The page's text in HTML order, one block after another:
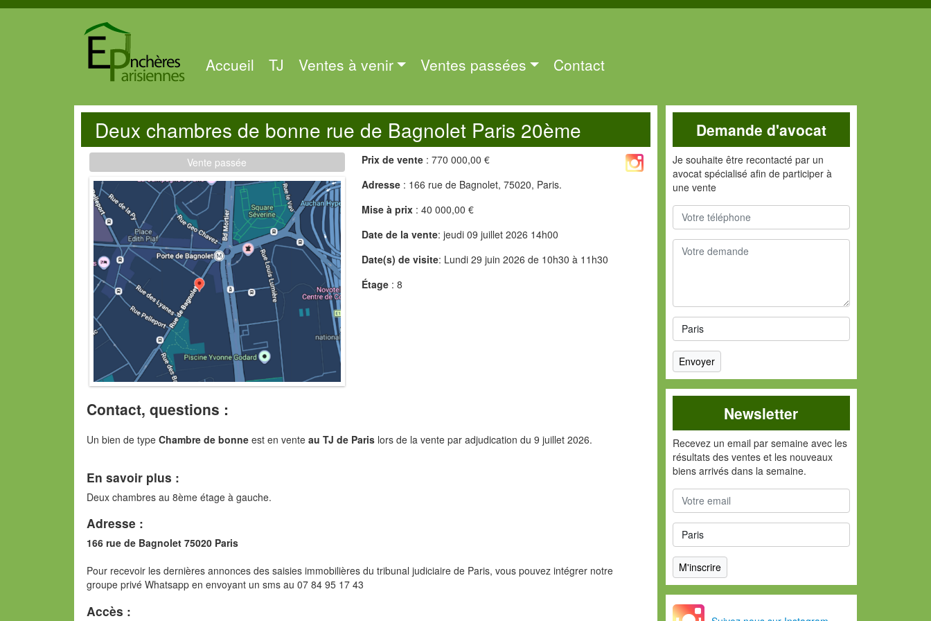
Accueil TJ Ventes à venir Ventes passées Contact
Deux chambres de bonne rue de Bagnolet Paris 20ème
Vente passée Prix de vente: 770 000,00 €
Adresse: 166 rue de Bagnolet, 75020, Paris.
Mise à prix: 40 000,00 €
Date de la vente: jeudi 09 juillet 2026 14h00
Date(s) de visite: Lundi 29 juin 2026 de 10h30 à 11h30
Étage: 8
Contact, questions :
Un bien de type Chambre de bonne est en vente au TJ de Paris lors de la vente par adjudication du 9 juillet 2026.
En savoir plus :
Deux chambres au 8ème étage à gauche.
Adresse :
166 rue de Bagnolet 75020 Paris
Pour recevoir les dernières annonces des saisies immobilières du tribunal judiciaire de Paris, vous pouvez intégrer notre
groupe privé Whatsapp en envoyant un sms au 07 84 95 17 43
Accès :
Demande d'avocat
Je souhaite être recontacté par un
avocat spécialisé afin de participer à
une vente
Newsletter
Recevez un email par semaine avec les
résultats des ventes et les nouveaux
biens arrivés dans la semaine.